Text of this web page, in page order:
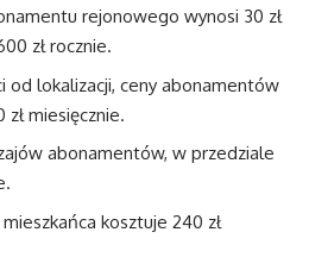
rejonowego wynosi 30 zł
zł rocznie.
od lokalizacji, ceny abonamentów
miesięcznie.
abonamentów, w przedziale
kosztuje 240 zł